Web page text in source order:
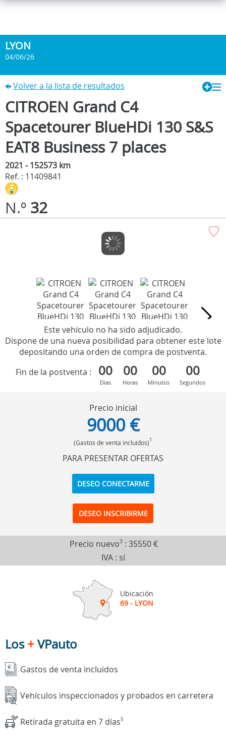
LYON
04/06/26
Volver a la lista de resultados
CITROEN Grand C4
Spacetourer BlueHDi 130 S&S
EAT8 Business 7 places
2021 - 152573 km
Ref. : 11409841
N.º 32
Este vehículo no ha sido adjudicado.
Dispone de una nueva posibilidad para obtener este lote
depositando una orden de compra de postventa.
Fin de la postventa :
00
Días
00
Horas
00
Minutos
00
Segundos
Precio inicial
9000 €
(Gastos de venta incluidos)1
PARA PRESENTAR OFERTAS
DESEO CONECTARME
DESEO INSCRIBIRME
Precio nuevo3 : 35550 €
IVA : sí
Ubicación
69 - LYON
Los+VPauto
Gastos de venta incluidos
Vehículos inspeccionados y probados en carretera
Retirada gratuita en 7 días5